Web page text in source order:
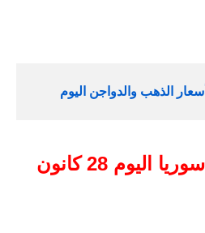
أسعار الذهب والدواجن اليوم
اسعار الدولار في سوريا اليوم 28 كانون